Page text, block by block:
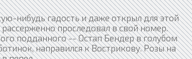
нибудь гадость и даже открыл для этой
проследовал в свой номер.
подданного -- Остап Бендер в голубом
направился к Вострикову. Розы на